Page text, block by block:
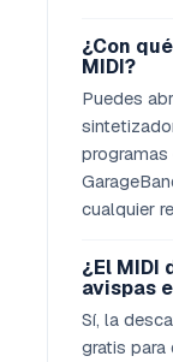
¿Con
MIDI?
Puedes
cualquier
¿El MIDI
avispas
Sí, la
gratis para